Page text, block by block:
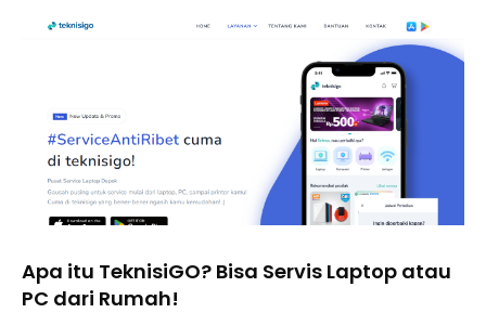
Apa itu TeknisiGO? Bisa Servis Laptop atau
PC dari Rumah!